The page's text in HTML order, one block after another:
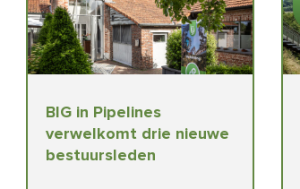
BIG in Pipelines
verwelkomt drie nieuwe
bestuursleden